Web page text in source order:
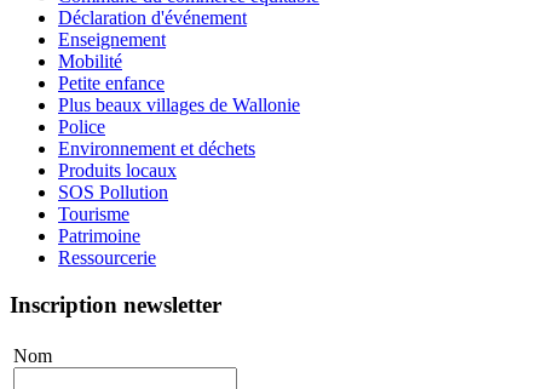
Déclaration d'événement
Enseignement
Mobilité
Petite enfance
Plus beaux villages de Wallonie
Police
Environnement et déchets
Produits locaux
SOS Pollution
Tourisme
Patrimoine
Ressourcerie
Inscription newsletter
Nom